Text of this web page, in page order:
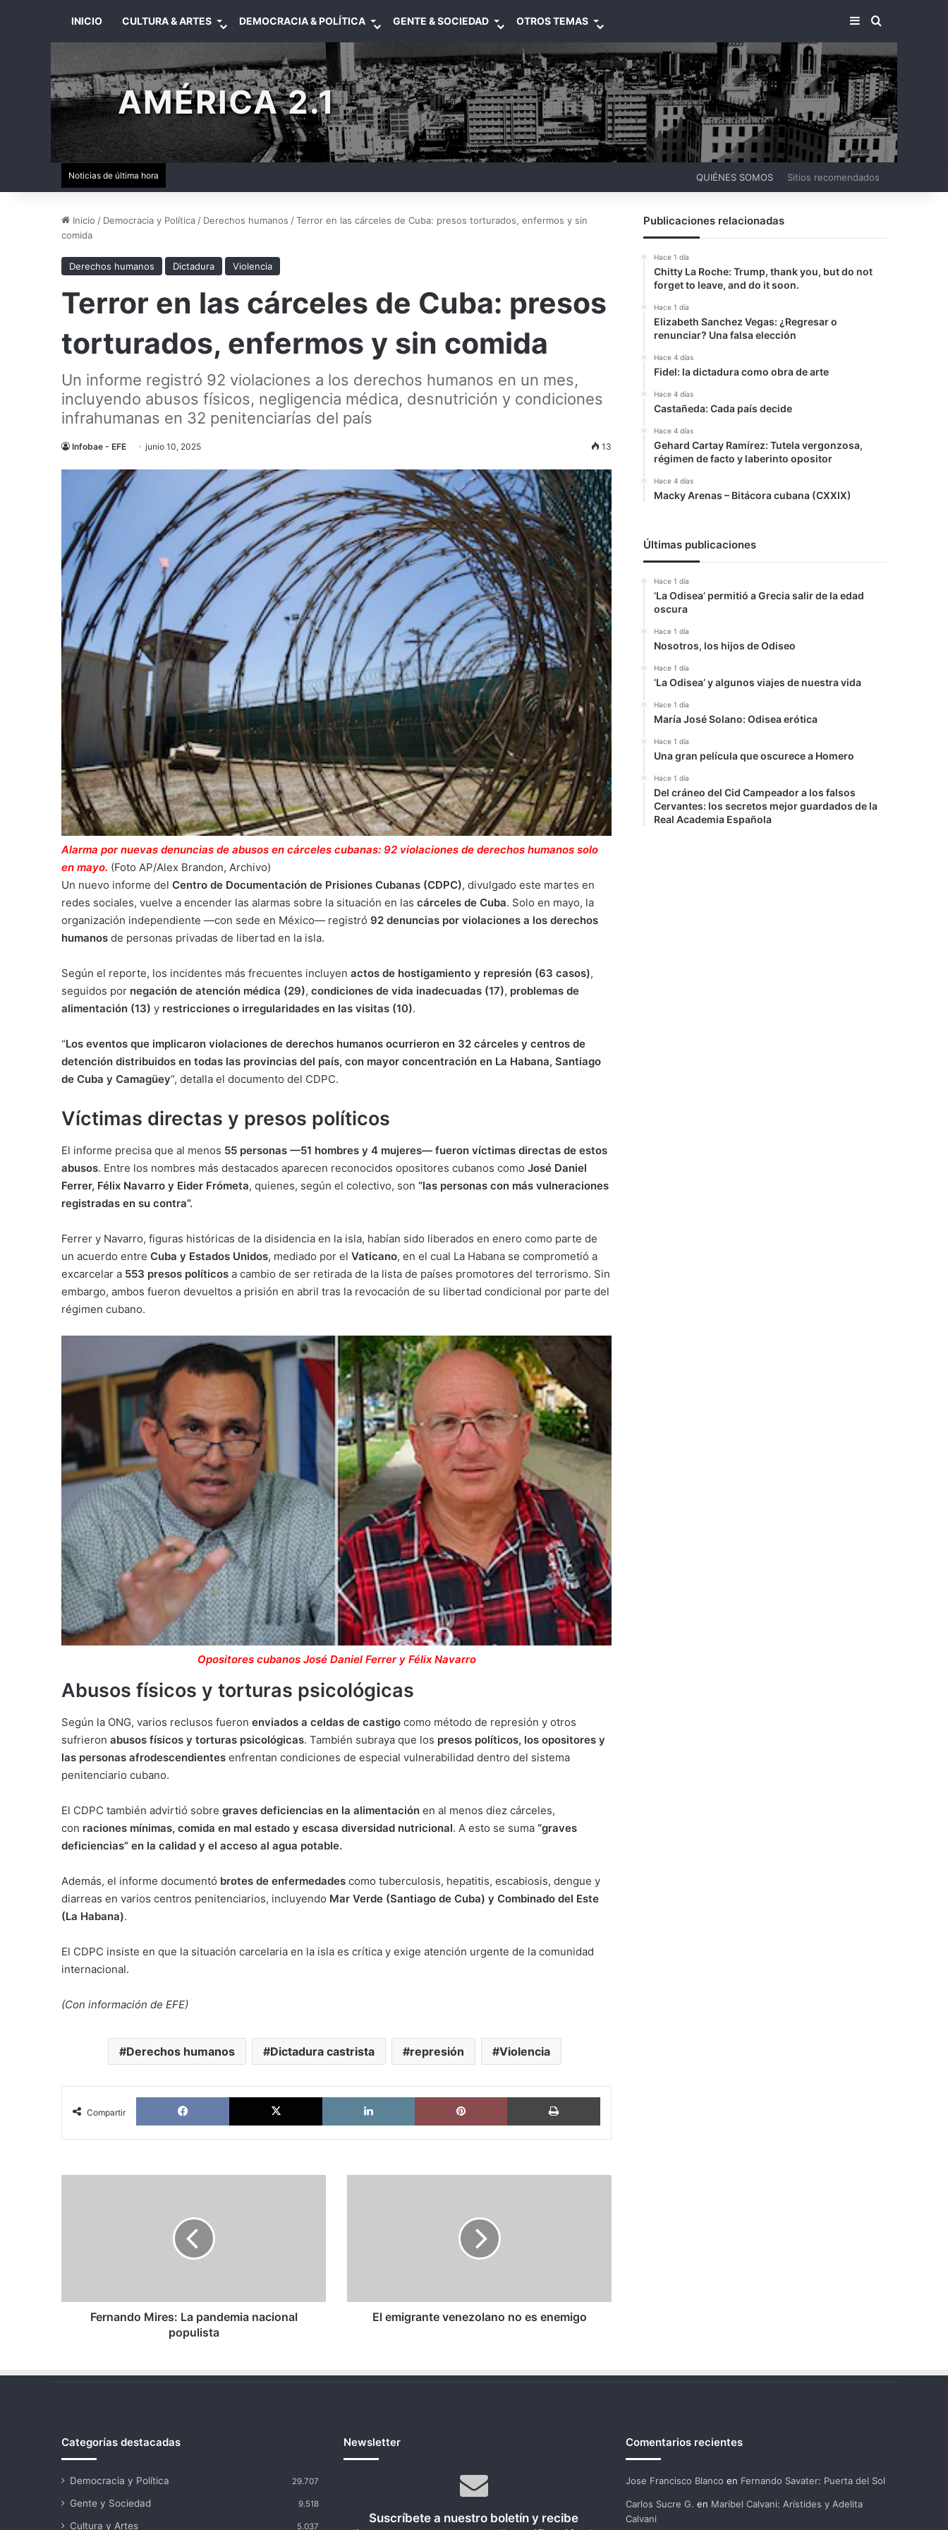
INICIO CULTURA & ARTES DEMOCRACIA & POLÍTICA GENTE & SOCIEDAD OTROS TEMAS BARRA LATERAL
BUSCAR
AMÉRICA 2.1
Noticias de última hora QUIÉNES SOMOS Sitios recomendados
Inicio / Democracia y Política / Derechos humanos /Terror en las cárceles de Cuba: presos torturados, enfermos y sin
comida
Derechos humanos Dictadura Violencia
Terror en las cárceles de Cuba: presos
torturados, enfermos y sin comida
Un informe registró 92 violaciones a los derechos humanos en un mes,
incluyendo abusos físicos, negligencia médica, desnutrición y condiciones
infrahumanas en 32 penitenciarías del país
Infobae - EFE junio 10, 2025 13
Alarma por nuevas denuncias de abusos en cárceles cubanas: 92 violaciones de derechos humanos solo
en mayo. (Foto AP/Alex Brandon, Archivo)
Un nuevo informe del Centro de Documentación de Prisiones Cubanas (CDPC), divulgado este martes en
redes sociales, vuelve a encender las alarmas sobre la situación en las cárceles de Cuba. Solo en mayo, la
organización independiente —con sede en México— registró 92 denuncias por violaciones a los derechos
humanos de personas privadas de libertad en la isla.
Según el reporte, los incidentes más frecuentes incluyen actos de hostigamiento y represión (63 casos),
seguidos por negación de atención médica (29), condiciones de vida inadecuadas (17), problemas de
alimentación (13) y restricciones o irregularidades en las visitas (10).
“Los eventos que implicaron violaciones de derechos humanos ocurrieron en 32 cárceles y centros de
detención distribuidos en todas las provincias del país, con mayor concentración en La Habana, Santiago
de Cuba y Camagüey”, detalla el documento del CDPC.
Víctimas directas y presos políticos
El informe precisa que al menos 55 personas —51 hombres y 4 mujeres— fueron víctimas directas de estos
abusos. Entre los nombres más destacados aparecen reconocidos opositores cubanos como José Daniel
Ferrer, Félix Navarro y Eider Frómeta, quienes, según el colectivo, son “las personas con más vulneraciones
registradas en su contra”.
Ferrer y Navarro, figuras históricas de la disidencia en la isla, habían sido liberados en enero como parte de
un acuerdo entre Cuba y Estados Unidos, mediado por el Vaticano, en el cual La Habana se comprometió a
excarcelar a 553 presos políticos a cambio de ser retirada de la lista de países promotores del terrorismo. Sin
embargo, ambos fueron devueltos a prisión en abril tras la revocación de su libertad condicional por parte del
régimen cubano.
Opositores cubanos José Daniel Ferrer y Félix Navarro
Abusos físicos y torturas psicológicas
Según la ONG, varios reclusos fueron enviados a celdas de castigo como método de represión y otros
sufrieron abusos físicos y torturas psicológicas. También subraya que los presos políticos, los opositores y
las personas afrodescendientes enfrentan condiciones de especial vulnerabilidad dentro del sistema
penitenciario cubano.
El CDPC también advirtió sobre graves deficiencias en la alimentación en al menos diez cárceles,
con raciones mínimas, comida en mal estado y escasa diversidad nutricional. A esto se suma “graves
deficiencias” en la calidad y el acceso al agua potable.
Además, el informe documentó brotes de enfermedades como tuberculosis, hepatitis, escabiosis, dengue y
diarreas en varios centros penitenciarios, incluyendo Mar Verde (Santiago de Cuba) y Combinado del Este
(La Habana).
El CDPC insiste en que la situación carcelaria en la isla es crítica y exige atención urgente de la comunidad
internacional.
(Con información de EFE)
Derechos humanos Dictadura castrista represión Violencia
Compartir
Facebook X LinkedIn Pinterest Imprimir
Fernando Mires: La pandemia nacional
populista
El emigrante venezolano no es enemigo
Publicaciones relacionadas
Hace 1 día
Chitty La Roche: Trump, thank you, but do not
forget to leave, and do it soon.
Hace 1 día
Elizabeth Sanchez Vegas: ¿Regresar o
renunciar? Una falsa elección
Hace 4 días
Fidel: la dictadura como obra de arte
Hace 4 días
Castañeda: Cada país decide
Hace 4 días
Gehard Cartay Ramírez: Tutela vergonzosa,
régimen de facto y laberinto opositor
Hace 4 días
Macky Arenas – Bitácora cubana (CXXIX)
Últimas publicaciones
Hace 1 día
‘La Odisea’ permitió a Grecia salir de la edad
oscura
Hace 1 día
Nosotros, los hijos de Odiseo
Hace 1 día
‘La Odisea’ y algunos viajes de nuestra vida
Hace 1 día
María José Solano: Odisea erótica
Hace 1 día
Una gran película que oscurece a Homero
Hace 1 día
Del cráneo del Cid Campeador a los falsos
Cervantes: los secretos mejor guardados de la
Real Academia Española
Categorías destacadas
Democracia y Política 29.707
Gente y Sociedad 9.518
Cultura y Artes 5.037
Newsletter
Suscríbete a nuestro boletín y recibe
Comentarios recientes
Jose Francisco Blanco en Fernando Savater: Puerta del Sol
Carlos Sucre G. en Maribel Calvani: Arístides y Adelita
Calvani